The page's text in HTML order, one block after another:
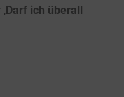
Darf ich überall